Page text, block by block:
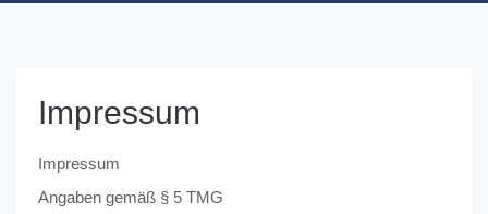
Impressum
Impressum
Angaben gemäß § 5 TMG